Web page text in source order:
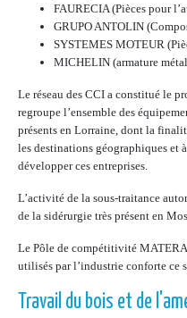
FAURECIA (Pièces pour
GRUPO ANTOLIN
SYSTEMES MOTEUR
MICHELIN (armature
Le réseau des CCI a constitué le
regroupe l’ensemble des
présents en Lorraine, dont la
les destinations géographiques et
développer ces entreprises.
L’activité de la sous-traitance
de la sidérurgie très présent en
Le Pôle de compétitivité
utilisés par l’industrie conforte ce
Travail du bois et de